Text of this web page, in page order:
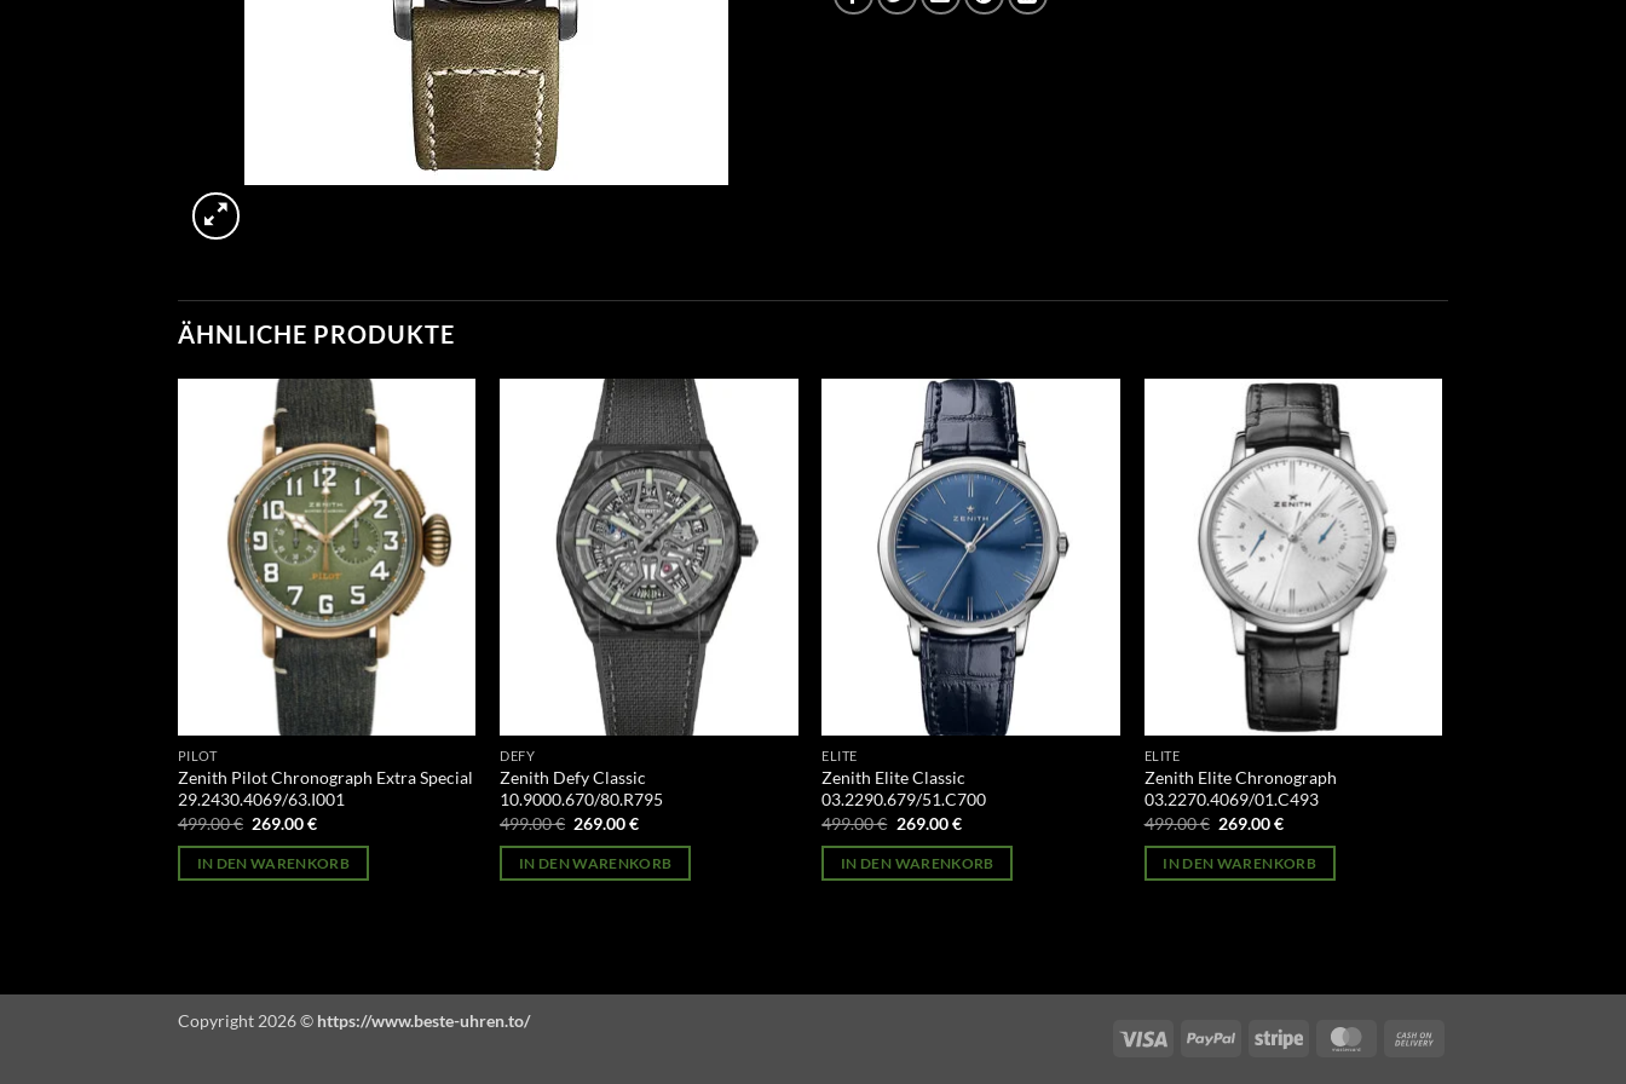
ÄHNLICHE PRODUKTE
PILOT
Zenith Pilot Chronograph Extra Special
29.2430.4069/63.I001
499.00€ Ursprünglicher
war:
499.00 €
269.00€Aktueller
ist:
269.00 €.
IN DEN WARENKORB
DEFY
Zenith Defy Classic
10.9000.670/80.R795
499.00€ Ursprünglicher
war:
499.00 €
269.00€Aktueller
ist:
269.00 €.
IN DEN WARENKORB
ELITE
Zenith Elite Classic
03.2290.679/51.C700
499.00€ Ursprünglicher
war:
499.00 €
269.00€Aktueller
ist:
269.00 €.
IN DEN WARENKORB
ELITE
Zenith Elite Chronograph
03.2270.4069/01.C493
499.00€ Ursprünglicher
war:
499.00 €
269.00€Aktueller
ist:
269.00 €.
IN DEN WARENKORB
Visa PayPal Stripe MasterCard
Copyright 2026 © https://www.beste-uhren.to/